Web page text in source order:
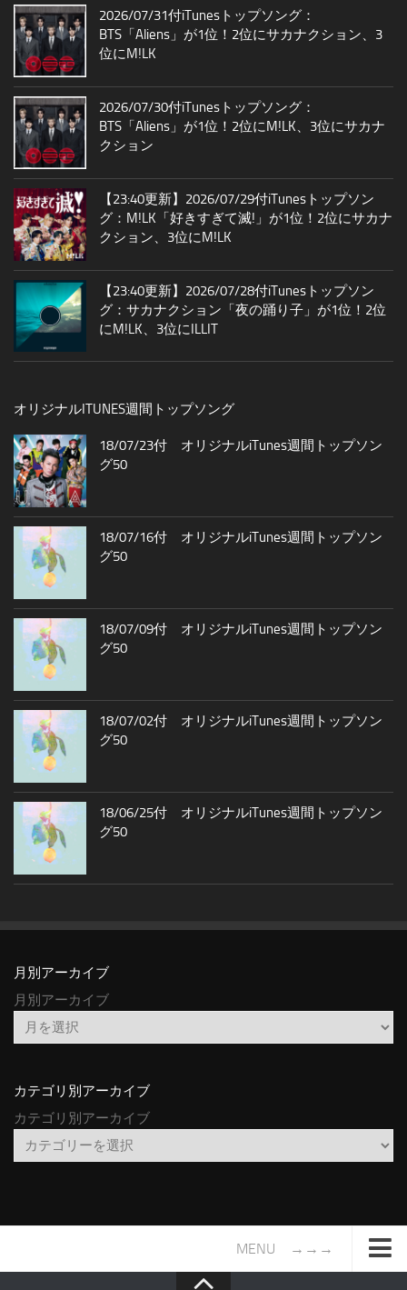
2026/07/31付iTunesトップソング：
BTS「Aliens」が1位！2位にサカナクション、3
位にM!LK
2026/07/30付iTunesトップソング：
BTS「Aliens」が1位！2位にM!LK、3位にサカナ
クション
【23:40更新】2026/07/29付iTunesトップソン
グ：M!LK「好きすぎて滅!」が1位！2位にサカナ
クション、3位にM!LK
【23:40更新】2026/07/28付iTunesトップソン
グ：サカナクション「夜の踊り子」が1位！2位
にM!LK、3位にILLIT
オリジナルITUNES週間トップソング
18/07/23付 オリジナルiTunes週間トップソン
グ50
18/07/16付 オリジナルiTunes週間トップソン
グ50
18/07/09付 オリジナルiTunes週間トップソン
グ50
18/07/02付 オリジナルiTunes週間トップソン
グ50
18/06/25付 オリジナルiTunes週間トップソン
グ50
月別アーカイブ
月別アーカイブ
カテゴリ別アーカイブ
カテゴリ別アーカイブ
MENU →→→